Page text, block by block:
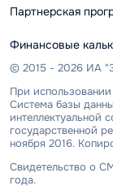
Партнерская
Финансовые
© 2015 - 2026 ИА
При
Система базы
интеллектуальной
государственной
ноября 2016.
Свидетельство о
года.